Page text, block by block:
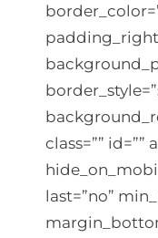
class=””
last=”no”